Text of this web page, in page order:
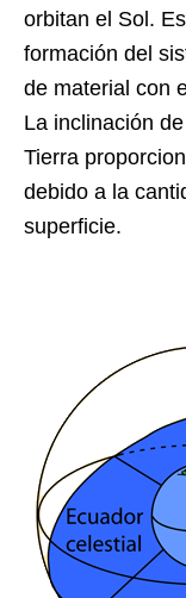
orbitan el Sol.
formación del
de material con
La inclinación
Tierra
debido a la
superficie.